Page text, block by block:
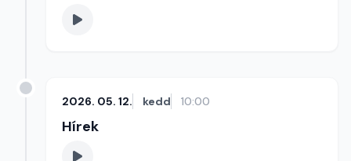
2026. 05. 12. kedd 10:00
Hírek